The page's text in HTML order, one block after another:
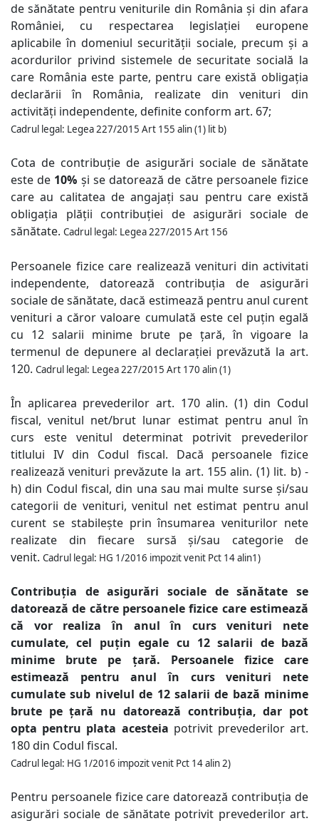
de sănătate pentru veniturile din România și din afara
României, cu respectarea legislației europene
aplicabile în domeniul securității sociale, precum și a
acordurilor privind sistemele de securitate socială la
care România este parte, pentru care există obligația
declarării în România, realizate din venituri din
activități independente, definite conform art. 67;
Cadrul legal: Legea 227/2015 Art 155 alin (1) lit b)
Cota de contribuție de asigurări sociale de sănătate
este de 10% și se datorează de către persoanele fizice
care au calitatea de angajați sau pentru care există
obligația plății contribuției de asigurări sociale de
sănătate. Cadrul legal: Legea 227/2015 Art 156
Persoanele fizice care realizează venituri din activitati
independente, datorează contribuția de asigurări
sociale de sănătate, dacă estimează pentru anul curent
venituri a căror valoare cumulată este cel puțin egală
cu 12 salarii minime brute pe țară, în vigoare la
termenul de depunere al declarației prevăzută la art.
120. Cadrul legal: Legea 227/2015 Art 170 alin (1)
În aplicarea prevederilor art. 170 alin. (1) din Codul
fiscal, venitul net/brut lunar estimat pentru anul în
curs este venitul determinat potrivit prevederilor
titlului IV din Codul fiscal. Dacă persoanele fizice
realizează venituri prevăzute la art. 155 alin. (1) lit. b) -
h) din Codul fiscal, din una sau mai multe surse și/sau
categorii de venituri, venitul net estimat pentru anul
curent se stabilește prin însumarea veniturilor nete
realizate din fiecare sursă și/sau categorie de
venit. Cadrul legal: HG 1/2016 impozit venit Pct 14 alin1)
Contribuția de asigurări sociale de sănătate se
datorează de către persoanele fizice care estimează
că vor realiza în anul în curs venituri nete
cumulate, cel puțin egale cu 12 salarii de bază
minime brute pe țară. Persoanele fizice care
estimează pentru anul în curs venituri nete
cumulate sub nivelul de 12 salarii de bază minime
brute pe țară nu datorează contribuția, dar pot
opta pentru plata acesteia potrivit prevederilor art.
180 din Codul fiscal.
Cadrul legal: HG 1/2016 impozit venit Pct 14 alin 2)
Pentru persoanele fizice care datorează contribuția de
asigurări sociale de sănătate potrivit prevederilor art.